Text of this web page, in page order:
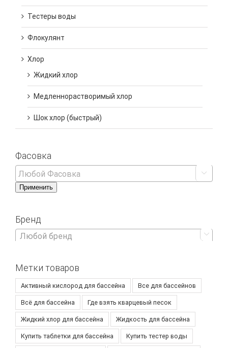
Тестеры воды
Флокулянт
Хлор
Жидкий хлор
Медленнорастворимый хлор
Шок хлор (быстрый)
Фасовка

Применить
Бренд
Любой бренд 
Метки товаров
Активный кислород для бассейна Все для бассейнов
Всё для бассейна Где взять кварцевый песок
Жидкий хлор для бассейна Жидкость для бассейна
Купить таблетки для бассейна Купить тестер воды